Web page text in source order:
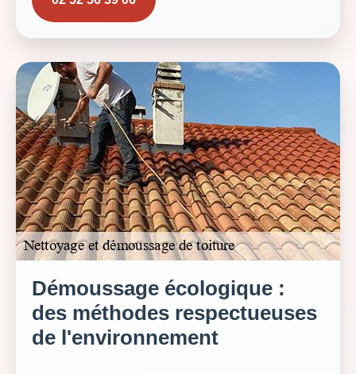
Démoussage écologique :
des méthodes respectueuses
de l'environnement